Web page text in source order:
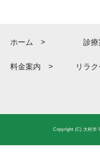
ホーム > 診
料金案内 > リラ
Copyright (C) 大村市